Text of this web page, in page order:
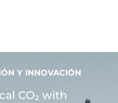
Y INNOVACIÓN
CO₂ with